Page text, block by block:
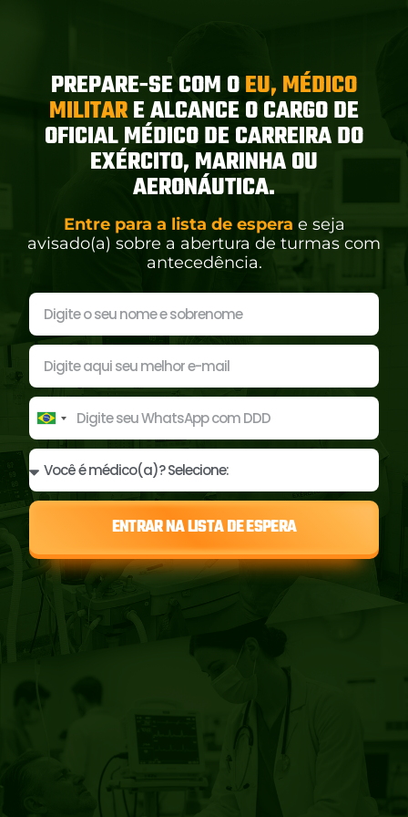
PREPARE-SE COM OEU, MÉDICO
MILITARE ALCANCE O CARGO DE
OFICIAL MÉDICO DE CARREIRA DO
EXÉRCITO, MARINHA OU
AERONÁUTICA.
Entre para a lista de espera e seja
avisado(a) sobre a abertura de turmas com
antecedência.
Brazil
+55
ENTRAR NA LISTA DE ESPERA